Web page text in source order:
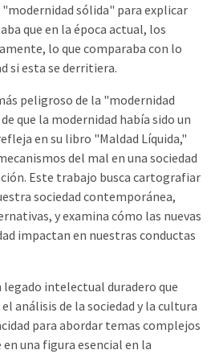
sólida" para explicar
que en la época actual, los
lo que comparaba con lo
si esta se derritiera.
peligroso de la "modernidad
que la modernidad había sido un
en su libro "Maldad Líquida,"
del mal en una sociedad
Este trabajo busca cartografiar
sociedad contemporánea,
y examina cómo las nuevas
impactan en nuestras conductas
intelectual duradero que
análisis de la sociedad y la cultura
para abordar temas complejos
una figura esencial en la